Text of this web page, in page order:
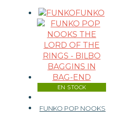
FUNKO
EN STOCK
FUNKO POP NOOKS